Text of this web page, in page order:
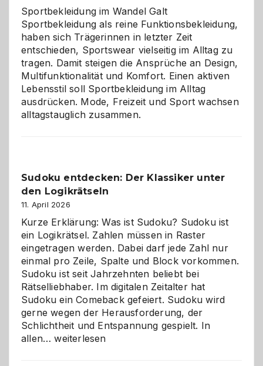
Chaos
Sportbekleidung im Wandel Galt
Sportbekleidung als reine Funktionsbekleidung,
haben sich Trägerinnen in letzter Zeit
entschieden, Sportswear vielseitig im Alltag zu
tragen. Damit steigen die Ansprüche an Design,
Multifunktionalität und Komfort. Einen aktiven
Lebensstil soll Sportbekleidung im Alltag
ausdrücken. Mode, Freizeit und Sport wachsen
alltagstauglich zusammen.
Sudoku entdecken: Der Klassiker unter
den Logikrätseln
11. April 2026
Kurze Erklärung: Was ist Sudoku? Sudoku ist
ein Logikrätsel. Zahlen müssen in Raster
eingetragen werden. Dabei darf jede Zahl nur
einmal pro Zeile, Spalte und Block vorkommen.
Sudoku ist seit Jahrzehnten beliebt bei
Rätselliebhaber. Im digitalen Zeitalter hat
Sudoku ein Comeback gefeiert. Sudoku wird
gerne wegen der Herausforderung, der
Schlichtheit und Entspannung gespielt. In
allen…Sudoku
weiterlesen